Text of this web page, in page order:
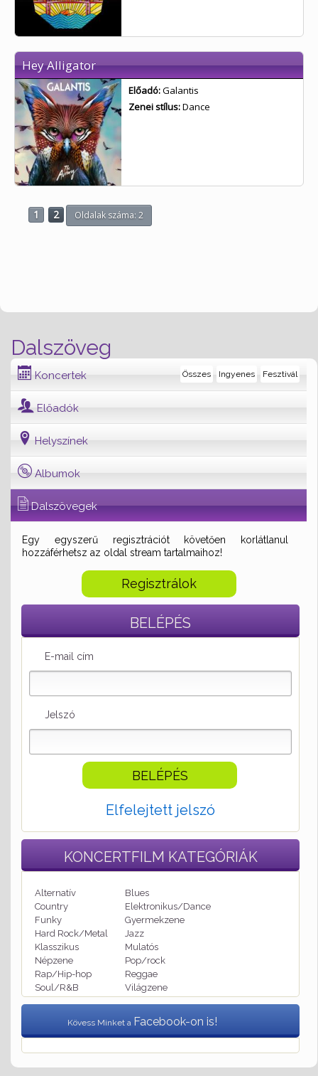
Dalszöveg
Koncertek Fesztivál
Ingyenes
Összes
Előadók
Helyszínek
Albumok
Dalszövegek
Egy egyszerű regisztrációt követően korlátlanul
hozzáférhetsz az oldal stream tartalmaihoz!
Regisztrálok
BELÉPÉS
E-mail cím
Jelszó
Elfelejtett jelszó
KONCERTFILM KATEGÓRIÁK
Alternatív
Blues
Country
Elektronikus/Dance
Funky
Gyermekzene
Hard Rock/Metal
Jazz
Klasszikus
Mulatós
Népzene
Pop/rock
Rap/Hip-hop
Reggae
Soul/R&B
Világzene
Kövess Minket a Facebook-on is!
Hey Alligator
Előadó:Galantis
Zenei stílus:Dance
1 2 Oldalak száma: 2